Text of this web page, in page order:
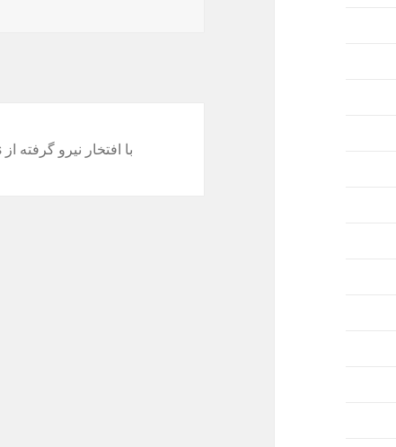
با افتخار نیرو گرفته از WordPress